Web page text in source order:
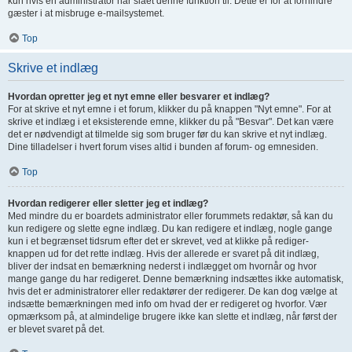
gæster i at misbruge e-mailsystemet.
Top
Skrive et indlæg
Hvordan opretter jeg et nyt emne eller besvarer et indlæg?
For at skrive et nyt emne i et forum, klikker du på knappen "Nyt emne". For at
skrive et indlæg i et eksisterende emne, klikker du på "Besvar". Det kan være
det er nødvendigt at tilmelde sig som bruger før du kan skrive et nyt indlæg.
Dine tilladelser i hvert forum vises altid i bunden af forum- og emnesiden.
Top
Hvordan redigerer eller sletter jeg et indlæg?
Med mindre du er boardets administrator eller forummets redaktør, så kan du
kun redigere og slette egne indlæg. Du kan redigere et indlæg, nogle gange
kun i et begrænset tidsrum efter det er skrevet, ved at klikke på rediger-
knappen ud for det rette indlæg. Hvis der allerede er svaret på dit indlæg,
bliver der indsat en bemærkning nederst i indlægget om hvornår og hvor
mange gange du har redigeret. Denne bemærkning indsættes ikke automatisk,
hvis det er administratorer eller redaktører der redigerer. De kan dog vælge at
indsætte bemærkningen med info om hvad der er redigeret og hvorfor. Vær
opmærksom på, at almindelige brugere ikke kan slette et indlæg, når først der
er blevet svaret på det.